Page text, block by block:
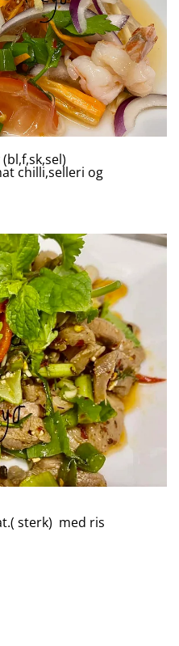
(bl,f,sk,sel)
chilli,selleri og
sterk) med ris